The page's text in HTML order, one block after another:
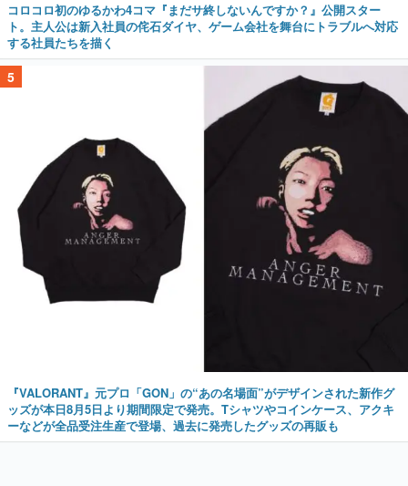
コロコロ初のゆるかわ4コマ『まだサ終しないんですか？』公開スター
ト。主人公は新入社員の侘石ダイヤ、ゲーム会社を舞台にトラブルへ対応
する社員たちを描く
5
『VALORANT』元プロ「GON」の“あの名場面”がデザインされた新作グ
ッズが本日8月5日より期間限定で発売。Tシャツやコインケース、アクキ
ーなどが全品受注生産で登場、過去に発売したグッズの再販も